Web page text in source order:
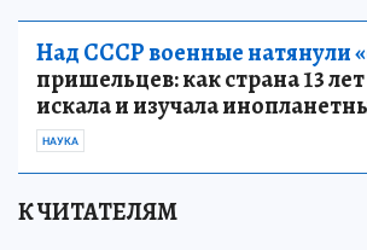
Над СССР военные натянули
пришельцев: как страна 13
искала и изучала
НАУКА
К ЧИТАТЕЛЯМ